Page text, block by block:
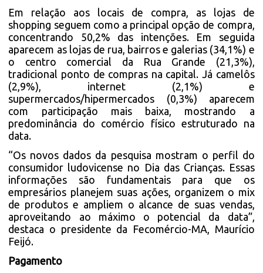
Em relação aos locais de compra, as lojas de
shopping seguem como a principal opção de compra,
concentrando 50,2% das intenções. Em seguida
aparecem as lojas de rua, bairros e galerias (34,1%) e
o centro comercial da Rua Grande (21,3%),
tradicional ponto de compras na capital. Já camelôs
(2,9%), internet (2,1%) e
supermercados/hipermercados (0,3%) aparecem
com participação mais baixa, mostrando a
predominância do comércio físico estruturado na
data.
“Os novos dados da pesquisa mostram o perfil do
consumidor ludovicense no Dia das Crianças. Essas
informações são fundamentais para que os
empresários planejem suas ações, organizem o mix
de produtos e ampliem o alcance de suas vendas,
aproveitando ao máximo o potencial da data”,
destaca o presidente da Fecomércio-MA, Maurício
Feijó.
Pagamento